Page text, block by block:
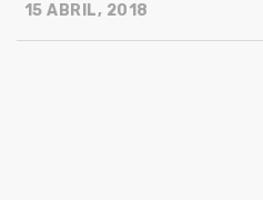
15 ABRIL, 2018